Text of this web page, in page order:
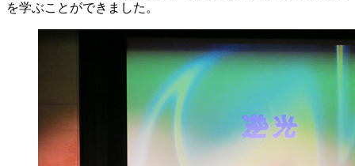
を学ぶことができました。